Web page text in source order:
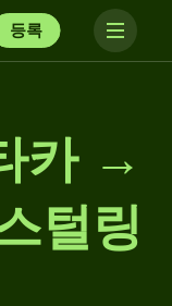
등록
카 →
털링